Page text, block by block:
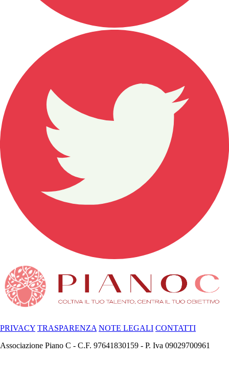
PRIVACY TRASPARENZA NOTE LEGALI CONTATTI
Associazione Piano C - C.F. 97641830159 - P. Iva 09029700961